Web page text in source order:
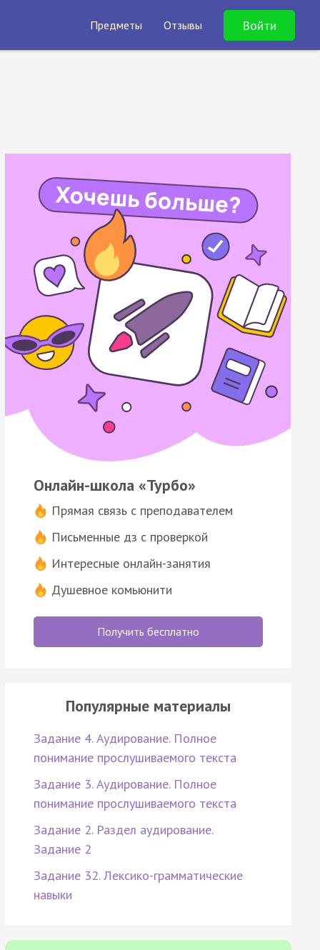
Предметы Отзывы Войти
Онлайн-школа «Турбо»
Прямая связь с преподавателем
Письменные дз с проверкой
Интересные онлайн-занятия
Душевное комьюнити
Получить бесплатно
Популярные материалы
Задание 4. Аудирование. Полное
понимание прослушиваемого текста
Задание 3. Аудирование. Полное
понимание прослушиваемого текста
Задание 2. Раздел аудирование.
Задание 2
Задание 32. Лексико-грамматические
навыки